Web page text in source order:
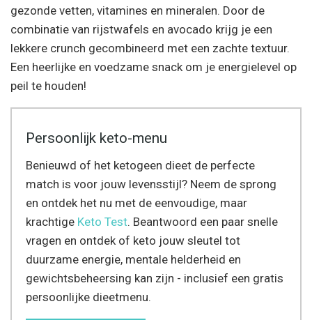
gezonde vetten, vitamines en mineralen. Door de
combinatie van rijstwafels en avocado krijg je een
lekkere crunch gecombineerd met een zachte textuur.
Een heerlijke en voedzame snack om je energielevel op
peil te houden!
Persoonlijk keto-menu
Benieuwd of het ketogeen dieet de perfecte
match is voor jouw levensstijl? Neem de sprong
en ontdek het nu met de eenvoudige, maar
krachtige Keto Test. Beantwoord een paar snelle
vragen en ontdek of keto jouw sleutel tot
duurzame energie, mentale helderheid en
gewichtsbeheersing kan zijn - inclusief een gratis
persoonlijke dieetmenu.